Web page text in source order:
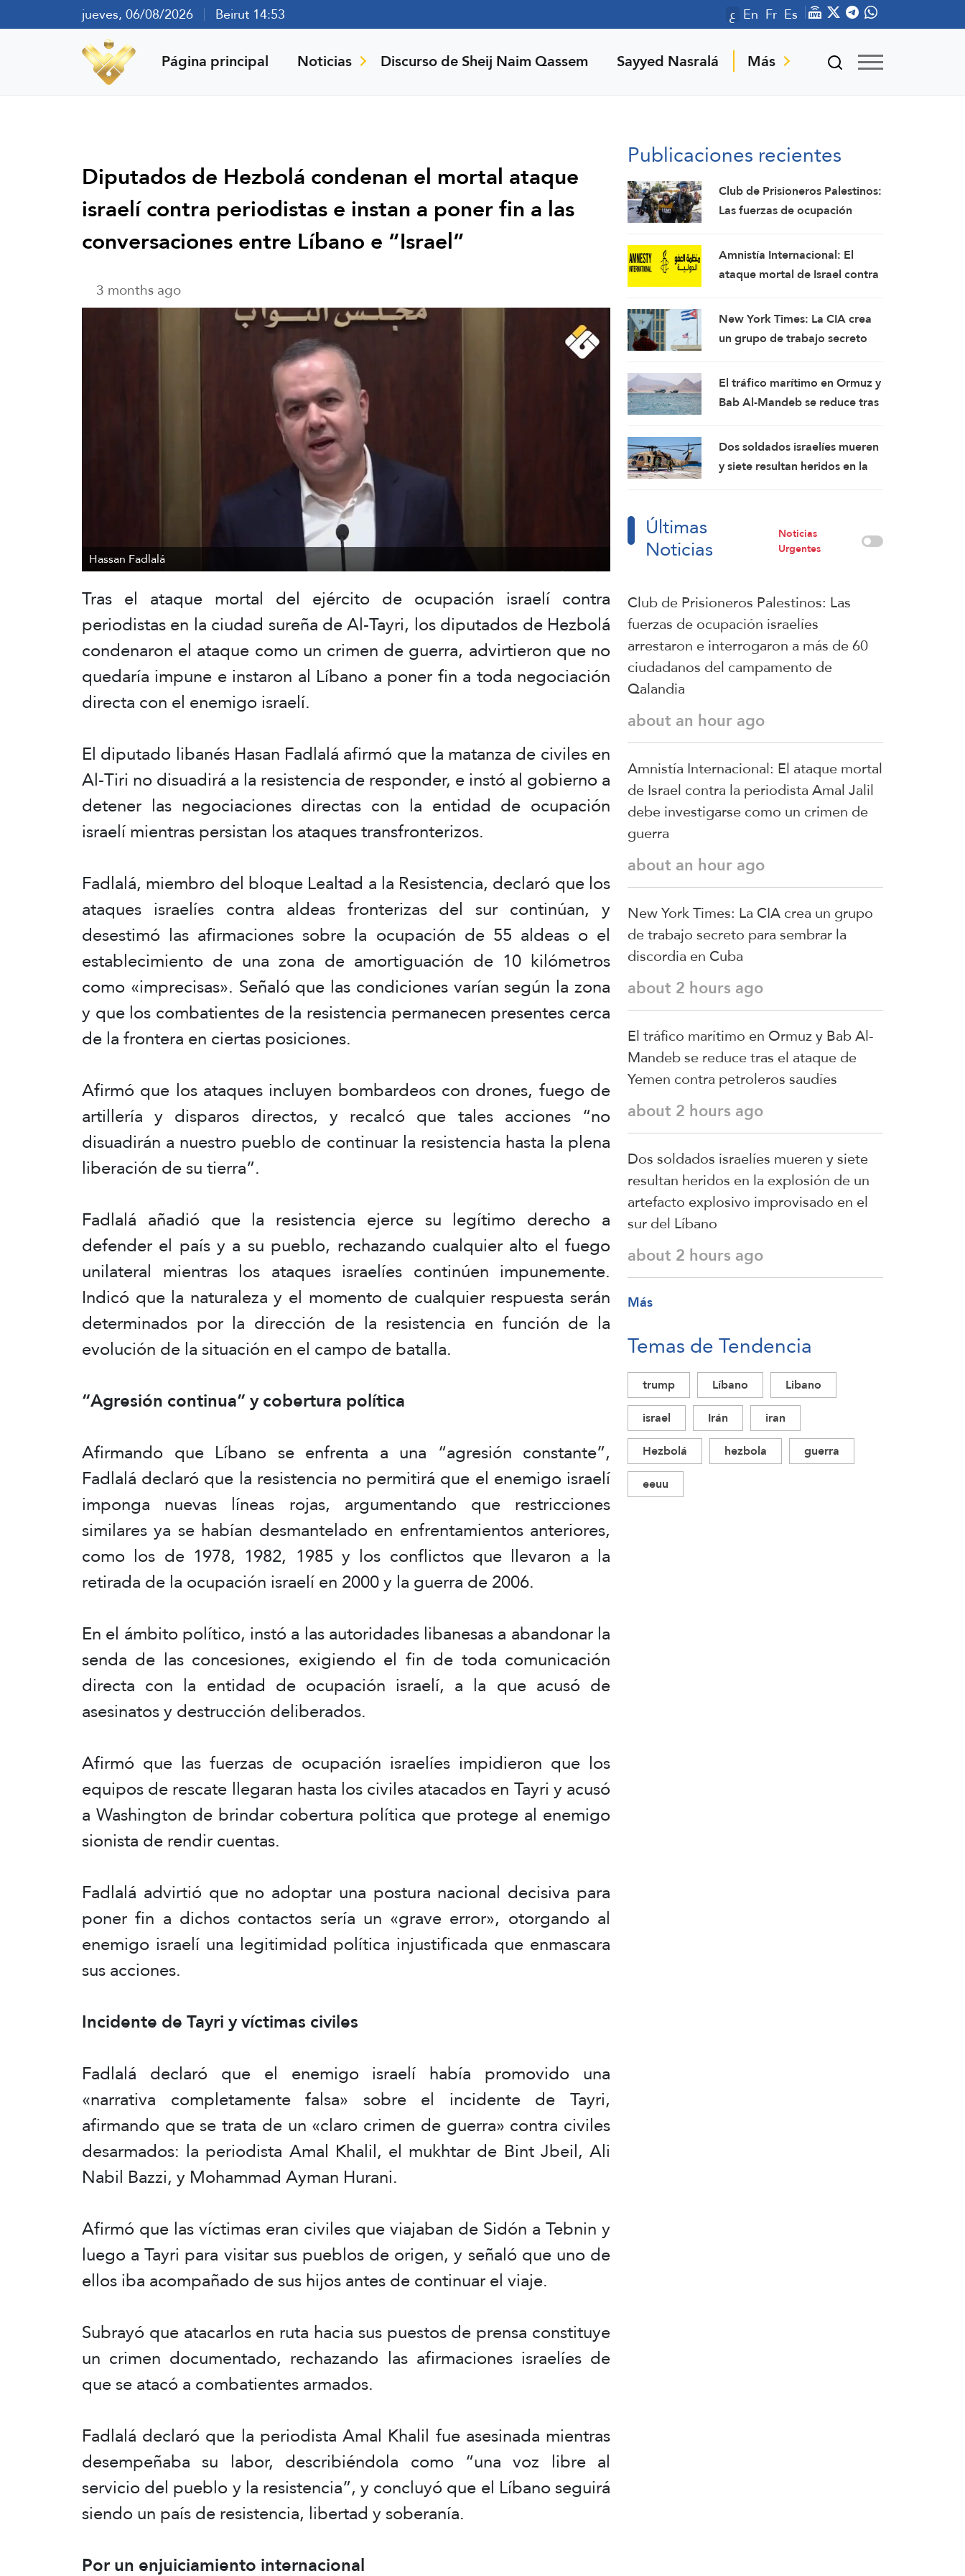
jueves, 06/08/2026 Beirut 14:53 ع En Fr Es
Página principal Noticias Discurso de Sheij Naim Qassem Sayyed Nasralá Más
Diputados de Hezbolá condenan el mortal ataque
israelí contra periodistas e instan a poner fin a las
conversaciones entre Líbano e “Israel”
3 months ago
Hassan Fadlalá
Tras el ataque mortal del ejército de ocupación israelí contra
periodistas en la ciudad sureña de Al-Tayri, los diputados de Hezbolá
condenaron el ataque como un crimen de guerra, advirtieron que no
quedaría impune e instaron al Líbano a poner fin a toda negociación
directa con el enemigo israelí.
El diputado libanés Hasan Fadlalá afirmó que la matanza de civiles en
Al-Tiri no disuadirá a la resistencia de responder, e instó al gobierno a
detener las negociaciones directas con la entidad de ocupación
israelí mientras persistan los ataques transfronterizos.
Fadlalá, miembro del bloque Lealtad a la Resistencia, declaró que los
ataques israelíes contra aldeas fronterizas del sur continúan, y
desestimó las afirmaciones sobre la ocupación de 55 aldeas o el
establecimiento de una zona de amortiguación de 10 kilómetros
como «imprecisas». Señaló que las condiciones varían según la zona
y que los combatientes de la resistencia permanecen presentes cerca
de la frontera en ciertas posiciones.
Afirmó que los ataques incluyen bombardeos con drones, fuego de
artillería y disparos directos, y recalcó que tales acciones “no
disuadirán a nuestro pueblo de continuar la resistencia hasta la plena
liberación de su tierra”.
Fadlalá añadió que la resistencia ejerce su legítimo derecho a
defender el país y a su pueblo, rechazando cualquier alto el fuego
unilateral mientras los ataques israelíes continúen impunemente.
Indicó que la naturaleza y el momento de cualquier respuesta serán
determinados por la dirección de la resistencia en función de la
evolución de la situación en el campo de batalla.
“Agresión continua” y cobertura política
Afirmando que Líbano se enfrenta a una “agresión constante”,
Fadlalá declaró que la resistencia no permitirá que el enemigo israelí
imponga nuevas líneas rojas, argumentando que restricciones
similares ya se habían desmantelado en enfrentamientos anteriores,
como los de 1978, 1982, 1985 y los conflictos que llevaron a la
retirada de la ocupación israelí en 2000 y la guerra de 2006.
En el ámbito político, instó a las autoridades libanesas a abandonar la
senda de las concesiones, exigiendo el fin de toda comunicación
directa con la entidad de ocupación israelí, a la que acusó de
asesinatos y destrucción deliberados.
Afirmó que las fuerzas de ocupación israelíes impidieron que los
equipos de rescate llegaran hasta los civiles atacados en Tayri y acusó
a Washington de brindar cobertura política que protege al enemigo
sionista de rendir cuentas.
Fadlalá advirtió que no adoptar una postura nacional decisiva para
poner fin a dichos contactos sería un «grave error», otorgando al
enemigo israelí una legitimidad política injustificada que enmascara
sus acciones.
Incidente de Tayri y víctimas civiles
Fadlalá declaró que el enemigo israelí había promovido una
«narrativa completamente falsa» sobre el incidente de Tayri,
afirmando que se trata de un «claro crimen de guerra» contra civiles
desarmados: la periodista Amal Khalil, el mukhtar de Bint Jbeil, Ali
Nabil Bazzi, y Mohammad Ayman Hurani.
Afirmó que las víctimas eran civiles que viajaban de Sidón a Tebnin y
luego a Tayri para visitar sus pueblos de origen, y señaló que uno de
ellos iba acompañado de sus hijos antes de continuar el viaje.
Subrayó que atacarlos en ruta hacia sus puestos de prensa constituye
un crimen documentado, rechazando las afirmaciones israelíes de
que se atacó a combatientes armados.
Fadlalá declaró que la periodista Amal Khalil fue asesinada mientras
desempeñaba su labor, describiéndola como “una voz libre al
servicio del pueblo y la resistencia”, y concluyó que el Líbano seguirá
siendo un país de resistencia, libertad y soberanía.
Por un enjuiciamiento internacional
Publicaciones recientes
Club de Prisioneros Palestinos:
Las fuerzas de ocupación
interrogaron a más de 60
ciudadanos del campamento
de Qalandia
Amnistía Internacional: El
ataque mortal de Israel contra
investigarse como un crimen
de guerra
New York Times: La CIA crea
un grupo de trabajo secreto
Cuba
El tráfico marítimo en Ormuz y
Bab Al-Mandeb se reduce tras
petroleros saudíes
Dos soldados israelíes mueren
y siete resultan heridos en la
sur del Líbano
Últimas
Noticias
Noticias
Urgentes
Club de Prisioneros Palestinos: Las
fuerzas de ocupación israelíes
arrestaron e interrogaron a más de 60
ciudadanos del campamento de
Qalandia
about an hour ago
Amnistía Internacional: El ataque mortal
de Israel contra la periodista Amal Jalil
debe investigarse como un crimen de
guerra
about an hour ago
New York Times: La CIA crea un grupo
de trabajo secreto para sembrar la
discordia en Cuba
about 2 hours ago
El tráfico marítimo en Ormuz y Bab Al-
Mandeb se reduce tras el ataque de
Yemen contra petroleros saudíes
about 2 hours ago
Dos soldados israelíes mueren y siete
resultan heridos en la explosión de un
artefacto explosivo improvisado en el
sur del Líbano
about 2 hours ago
Más
Temas de Tendencia
trump Líbano
Libano
israel
Irán
iran
Hezbolá
hezbola
guerra
eeuu